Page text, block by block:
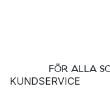
FÖR ALLA
KUNDSERVICE